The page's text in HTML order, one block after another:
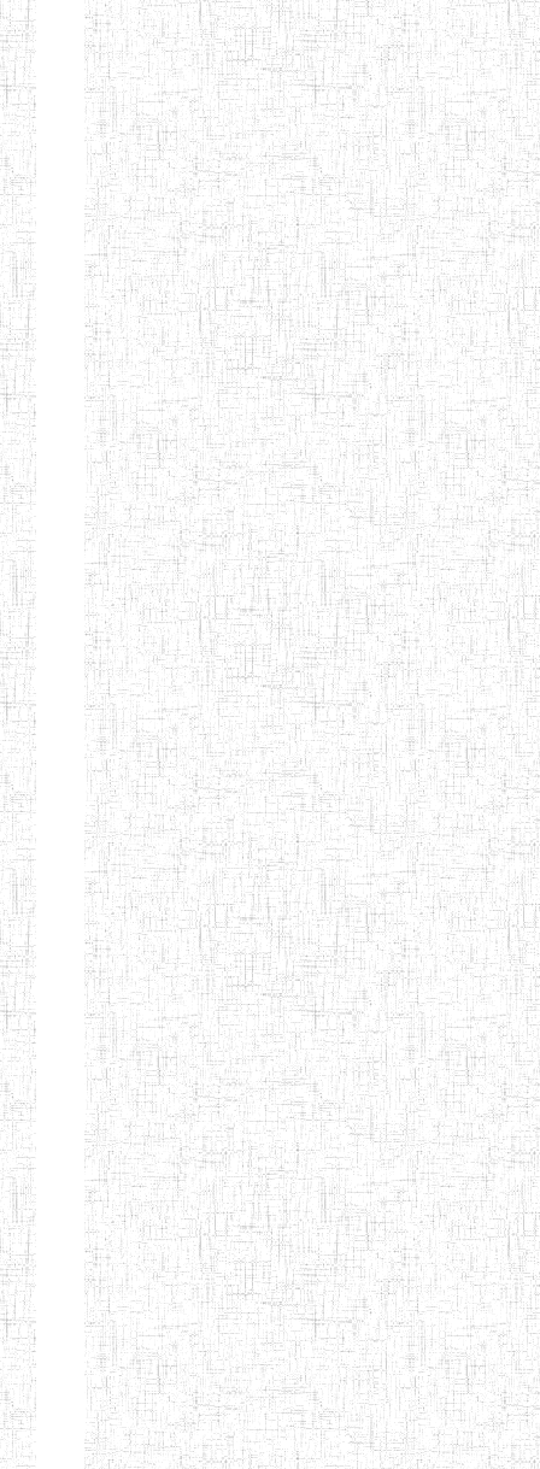
Denomination Création Type Nature
Afficher Page 13 sur 13 Total: 307
Début Préc. 4 5 6 7 8
9
13
Suivant Fin
GTTC
BANGEM
08/12/1997 ENIEG Public
GTTC
FONTEM
25/09/2000 ENIEG Public
GTTC
MAMFE
03/11/1983 ENIEG Public
GBTTC
KUMBA
25/08/1978 ENIEG Public
GTTTC
KUMBA
13/08/2013 ENIET Public
GTTC AKWA-
BAKASSI
27/08/2013 ENIEG Public
GTTC
MUNDEMBA
01/08/1997 ENIEG Public
Etablissements
d'enseignement
secondaire
technique
et
professionnel